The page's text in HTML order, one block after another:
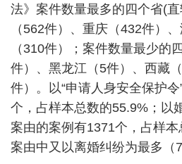
法》案件数量最多的四个省(
（ 562件）、重庆（432件）、
（ 310件）；案件数量最少的
件）、黑龙江（ 5件）、西藏（
件）。以“申请人身安全保护令
个，占样本总数的55.9% ；以
案由的案例有1371个，占样本
案由中又以离婚纠纷为最多（